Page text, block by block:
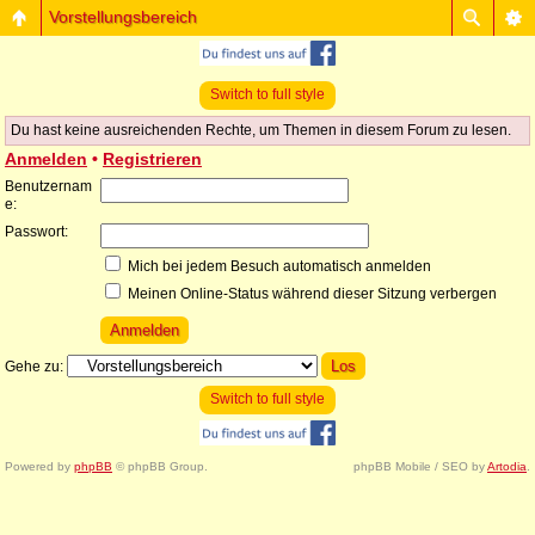
Vorstellungsbereich
Switch to full style
Du hast keine ausreichenden Rechte, um Themen in diesem Forum zu lesen.
Anmelden • Registrieren
Benutzernam
e:
Passwort:
Mich bei jedem Besuch automatisch anmelden
Meinen Online-Status während dieser Sitzung verbergen
Gehe zu:
Switch to full style
Powered by phpBB © phpBB Group. phpBB Mobile / SEO byArtodia